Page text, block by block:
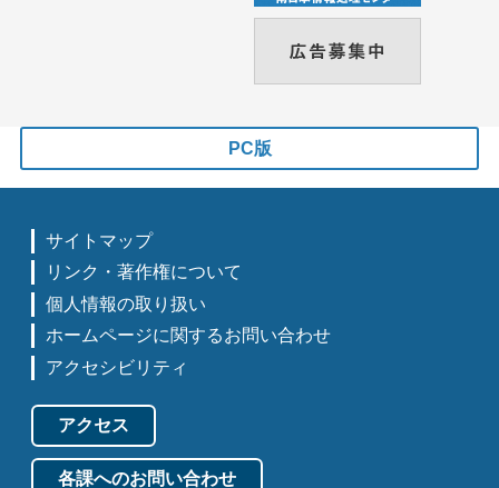
PC版
サイトマップ
リンク・著作権について
個人情報の取り扱い
ホームページに関するお問い合わせ
アクセシビリティ
アクセス
各課へのお問い合わせ